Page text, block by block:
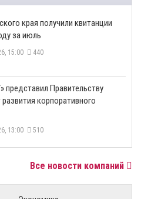
края получили квитанции
за июль
15:00 440
представил Правительству
корпоративного
13:00 510
Все новости компаний